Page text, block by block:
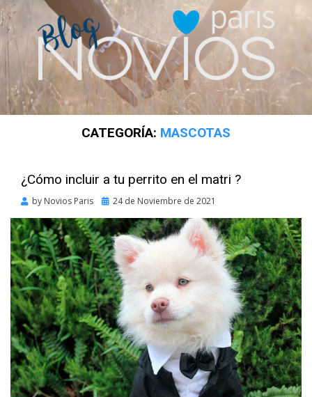
CATEGORÍA: MASCOTAS
¿Cómo incluir a tu perrito en el matri ?
by Novios Paris
Posted
24 de Noviembre de 2021